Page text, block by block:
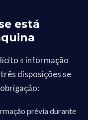
está
« informação
disposições se
prévia durante